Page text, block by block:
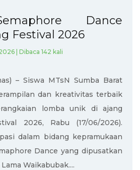
Dance
Festival 2026
| Dibaca 142 kali
– Siswa MTsN Sumba Barat
dan kreativitas terbaik
lomba unik di ajang
2026, Rabu (17/06/2026).
dalam bidang kepramukaan
Dance yang dipusatkan
Waikabubak....